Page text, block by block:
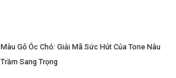
Màu Gỗ Óc Chó: Giải Mã Sức Hút Của Tone Nâu
Trầm Sang Trọng